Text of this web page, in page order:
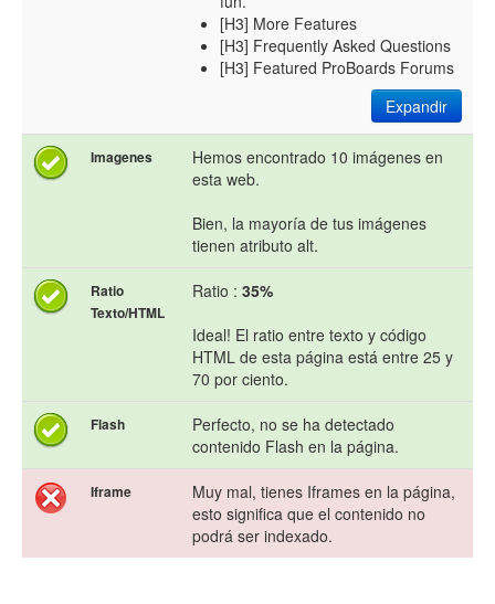
[H3] More Features
[H3] Frequently Asked Questions
[H3] Featured ProBoards Forums
Expandir
Imagenes
Hemos encontrado 10 imágenes en
esta web.
Bien, la mayoría de tus imágenes
tienen atributo alt.
Ratio
Texto/HTML
Ratio : 35%
Ideal! El ratio entre texto y código
HTML de esta página está entre 25 y
70 por ciento.
Flash
Perfecto, no se ha detectado
contenido Flash en la página.
Iframe
Muy mal, tienes Iframes en la página,
esto significa que el contenido no
podrá ser indexado.